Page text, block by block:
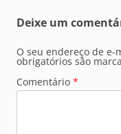
Deixe um
O seu endereço de
obrigatórios são
Comentário *